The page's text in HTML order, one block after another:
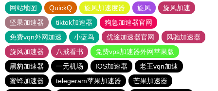
网站地图 QuickQ 旋风加速度器 旋风
旋风加速
坚果加速器
tiktok加速器
狗急加速器官网
免费vqn外网加速
小蓝鸟 优途加速器官网
风驰加速器
旋风加速器
八戒看书
免费vps加速器外网苹果版
黑豹加速器
一元机场 IOS加速器
老王vqn加速
蜜蜂加速器
telegeram苹果加速器
芒果加速器